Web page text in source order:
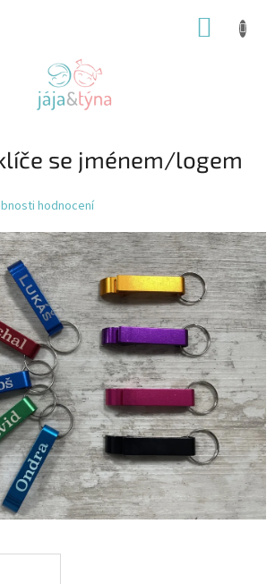
se jménem/logem
hodnocení